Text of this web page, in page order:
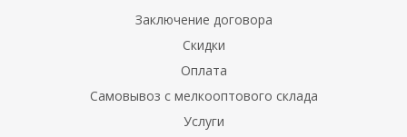
Заключение договора
Скидки
Оплата
Самовывоз с мелкооптового склада
Услуги